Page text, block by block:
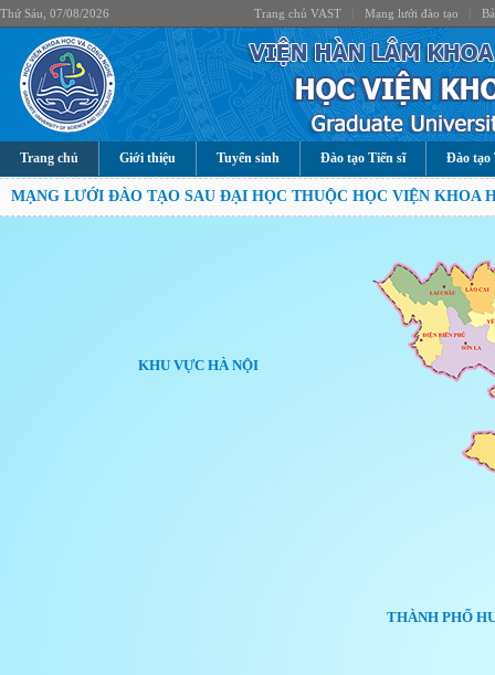
Thứ Sáu, 07/08/2026 Trang chủ VAST Mạng lưới đào tạo
Trang chủ Giới thiệu Tuyển sinh Đào tạo Tiến sĩ Đào tạo
MẠNG LƯỚI ĐÀO TẠO SAU ĐẠI HỌC THUỘC HỌC VIỆN KHOA
KHU VỰC HÀ NỘI
THÀNH PHỐ